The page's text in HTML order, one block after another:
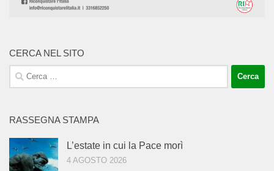
CERCA NEL SITO
Ricerca
per:
RASSEGNA STAMPA
L’estate in cui la Pace morì
4 AGOSTO 2026